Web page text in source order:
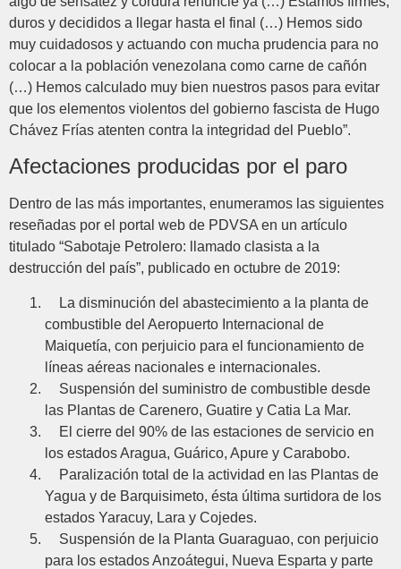
duros y decididos a llegar hasta el final (…) Hemos sido
muy cuidadosos y actuando con mucha prudencia para no
colocar a la población venezolana como carne de cañón
(…) Hemos calculado muy bien nuestros pasos para evitar
que los elementos violentos del gobierno fascista de Hugo
Chávez Frías atenten contra la integridad del Pueblo”.
Afectaciones producidas por el paro
Dentro de las más importantes, enumeramos las siguientes
reseñadas por el portal web de PDVSA en un artículo
titulado “Sabotaje Petrolero: llamado clasista a la
destrucción del país”, publicado en octubre de 2019:
La disminución del abastecimiento a la planta de
combustible del Aeropuerto Internacional de
Maiquetía, con perjuicio para el funcionamiento de
líneas aéreas nacionales e internacionales.
Suspensión del suministro de combustible desde
las Plantas de Carenero, Guatire y Catia La Mar.
El cierre del 90% de las estaciones de servicio en
los estados Aragua, Guárico, Apure y Carabobo.
Paralización total de la actividad en las Plantas de
Yagua y de Barquisimeto, ésta última surtidora de los
estados Yaracuy, Lara y Cojedes.
Suspensión de la Planta Guaraguao, con perjuicio
para los estados Anzoátegui, Nueva Esparta y parte